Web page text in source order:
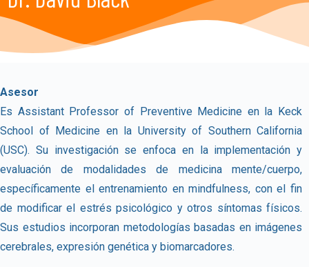
Asesor
Es Assistant Professor of Preventive Medicine en la Keck
School of Medicine en la University of Southern California
(USC). Su investigación se enfoca en la implementación y
evaluación de modalidades de medicina mente/cuerpo,
específicamente el entrenamiento en mindfulness, con el fin
de modificar el estrés psicológico y otros síntomas físicos.
Sus estudios incorporan metodologías basadas en imágenes
cerebrales, expresión genética y biomarcadores.